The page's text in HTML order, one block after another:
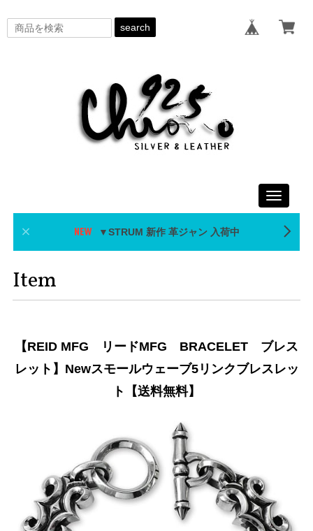
search
Toggle
▼STRUM 新作 革ジャン 入荷中
Item
【REID MFG リードMFG BRACELET ブレス
レット】Newスモールウェーブ5リンクブレスレッ
ト【送料無料】